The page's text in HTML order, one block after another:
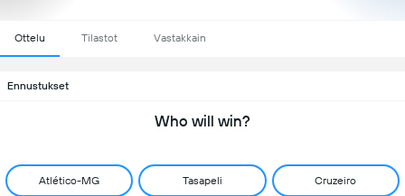
Ottelu Tilastot Vastakkain
Ennustukset
Who will win?
Atlético-MG Tasapeli Cruzeiro